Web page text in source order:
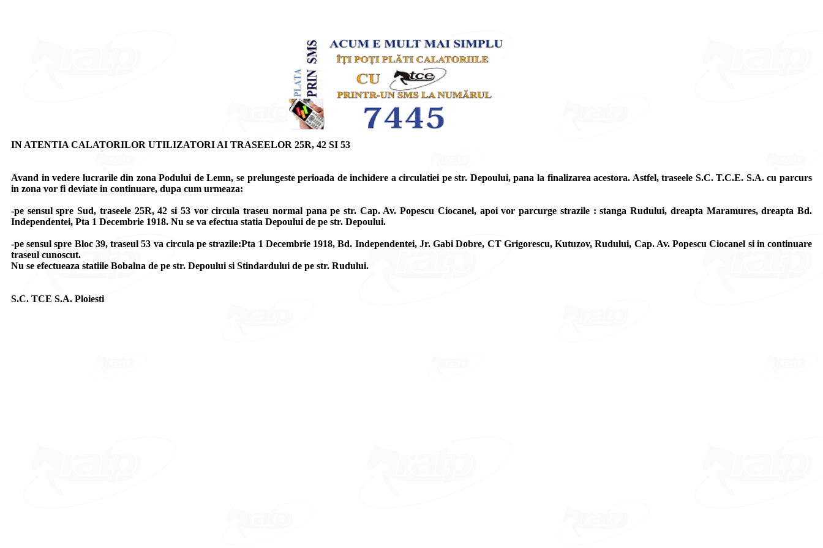
IN ATENTIA CALATORILOR UTILIZATORI AI TRASEELOR 25R, 42 SI 53
Avand in vedere lucrarile din zona Podului de Lemn, se prelungeste perioada de inchidere a circulatiei pe str. Depoului, pana la finalizarea acestora. Astfel, traseele S.C. T.C.E. S.A. cu parcurs
in zona vor fi deviate in continuare, dupa cum urmeaza:
-pe sensul spre Sud, traseele 25R, 42 si 53 vor circula traseu normal pana pe str. Cap. Av. Popescu Ciocanel, apoi vor parcurge strazile : stanga Rudului, dreapta Maramures, dreapta Bd.
Independentei, Pta 1 Decembrie 1918. Nu se va efectua statia Depoului de pe str. Depoului.
-pe sensul spre Bloc 39, traseul 53 va circula pe strazile:Pta 1 Decembrie 1918, Bd. Independentei, Jr. Gabi Dobre, CT Grigorescu, Kutuzov, Rudului, Cap. Av. Popescu Ciocanel si in continuare
traseul cunoscut.
Nu se efectueaza statiile Bobalna de pe str. Depoului si Stindardului de pe str. Rudului.
S.C. TCE S.A. Ploiesti